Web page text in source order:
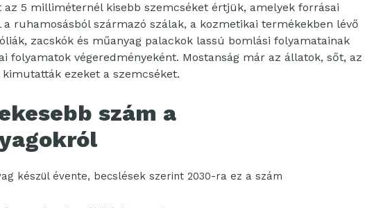
az 5 milliméternél kisebb szemcséket értjük, amelyek forrásai
ruhamosásból származó szálak, a kozmetikai termékekben lévő
zacskók és műanyag palackok lassú bomlási folyamatainak
folyamatok végeredményeként. Mostanság már az állatok, sőt, az
ezeket a szemcséket.
szám a
készül évente, becslések szerint 2030-ra ez a szám